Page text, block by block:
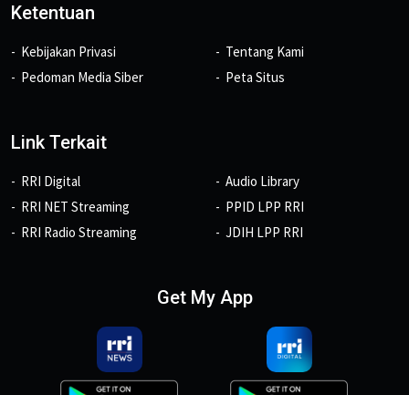
Ketentuan
Kebijakan Privasi
Pedoman Media Siber
Tentang Kami
Peta Situs
Link Terkait
RRI Digital
RRI NET Streaming
RRI Radio Streaming
Audio Library
PPID LPP RRI
JDIH LPP RRI
Get My App